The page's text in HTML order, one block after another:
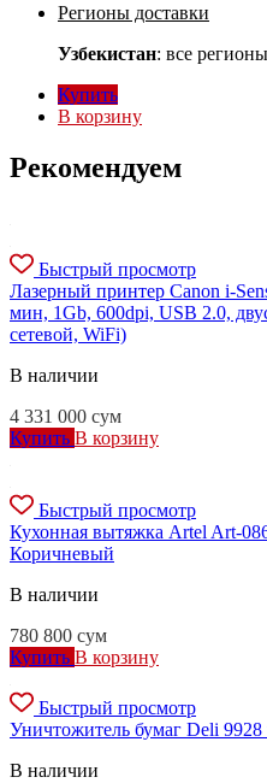
Регионы доставки
Узбекистан: все регионы
Купить
В корзину
Рекомендуем
Быстрый просмотр
Лазерный принтер Canon i-
мин, 1Gb, 600dpi, USB 2.0,
сетевой, WiFi)
В наличии
4 331 000 сум
Купить В корзину
Быстрый просмотр
Кухонная вытяжка Artel Art-
Коричневый
В наличии
780 800 сум
Купить В корзину
Быстрый просмотр
Уничтожитель бумаг Deli
В наличии